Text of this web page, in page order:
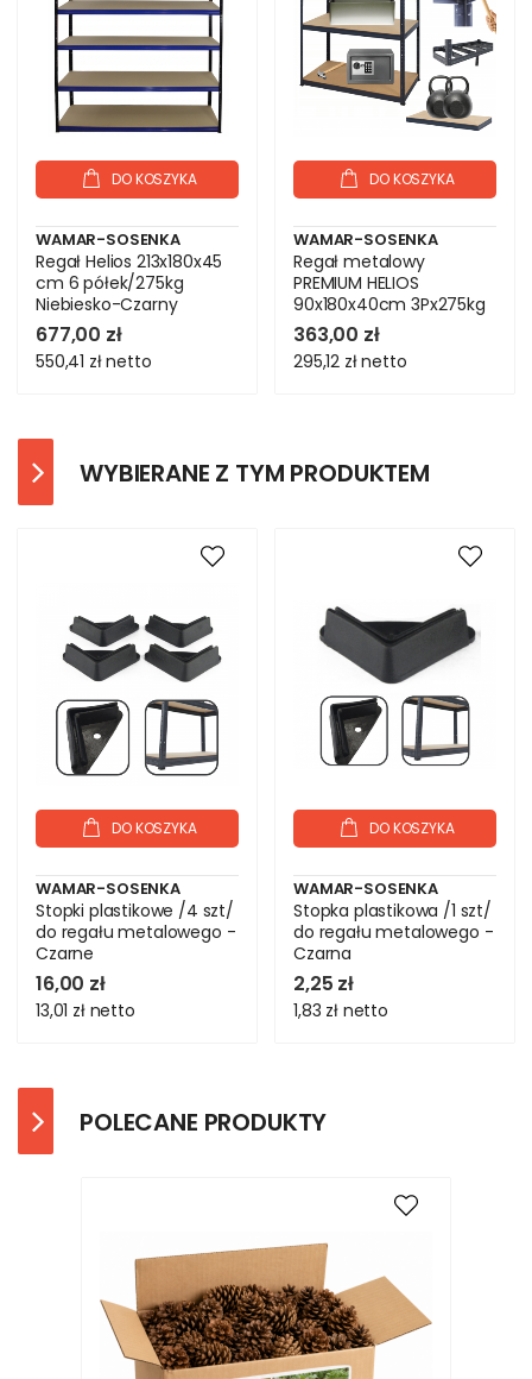
DO KOSZYKA
WAMAR-SOSENKA
Regał Helios 213x180x45
cm 6 półek/275kg
Niebiesko-Czarny
677,00 zł
550,41 złnetto
DO KOSZYKA
WAMAR-SOSENKA
Regał metalowy
PREMIUM HELIOS
90x180x40cm 3Px275kg
363,00 zł
295,12 złnetto
WYBIERANE Z TYM PRODUKTEM
DO KOSZYKA
WAMAR-SOSENKA
Stopki plastikowe /4 szt/
do regału metalowego -
Czarne
16,00 zł
13,01 zł netto
DO KOSZYKA
WAMAR-SOSENKA
Stopka plastikowa /1 szt/
do regału metalowego -
Czarna
2,25 zł
1,83 zł netto
POLECANE PRODUKTY